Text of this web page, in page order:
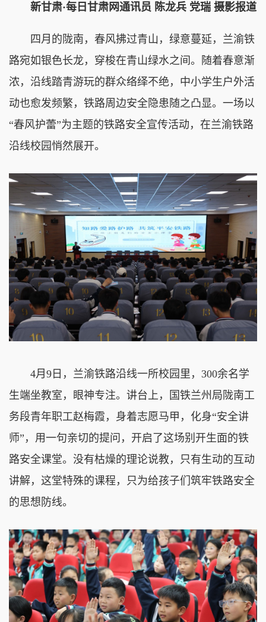
新甘肃·每日甘肃网通讯员 陈龙兵 党瑞 摄影报道
四月的陇南，春风拂过青山，绿意蔓延，兰渝铁
路宛如银色长龙，穿梭在青山绿水之间。随着春意渐
浓，沿线踏青游玩的群众络绎不绝，中小学生户外活
动也愈发频繁，铁路周边安全隐患随之凸显。一场以
“春风护蕾”为主题的铁路安全宣传活动，在兰渝铁路
沿线校园悄然展开。
4月9日，兰渝铁路沿线一所校园里，300余名学
生端坐教室，眼神专注。讲台上，国铁兰州局陇南工
务段青年职工赵梅霞，身着志愿马甲，化身“安全讲
师”，用一句亲切的提问，开启了这场别开生面的铁
路安全课堂。没有枯燥的理论说教，只有生动的互动
讲解，这堂特殊的课程，只为给孩子们筑牢铁路安全
的思想防线。